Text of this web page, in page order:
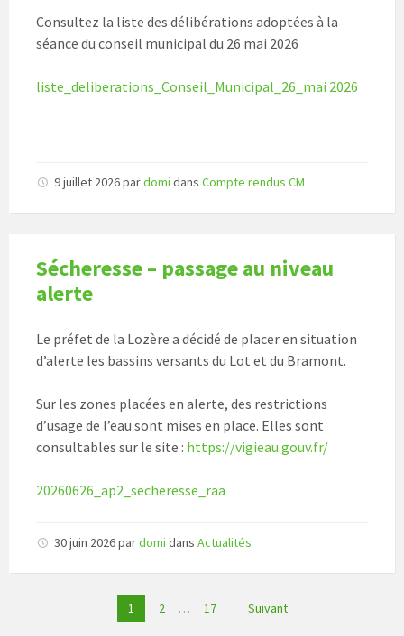
Consultez la liste des délibérations adoptées à la
séance du conseil municipal du 26 mai 2026
liste_deliberations_Conseil_Municipal_26_mai 2026
9 juillet 2026pardomi dans Compte rendus CM
Sécheresse – passage au niveau
alerte
Le préfet de la Lozère a décidé de placer en situation
d’alerte les bassins versants du Lot et du Bramont.
Sur les zones placées en alerte, des restrictions
d’usage de l’eau sont mises en place. Elles sont
consultables sur le site : https://vigieau.gouv.fr/
20260626_ap2_secheresse_raa
30 juin 2026pardomi dans Actualités
1 2 … 17 Suivant